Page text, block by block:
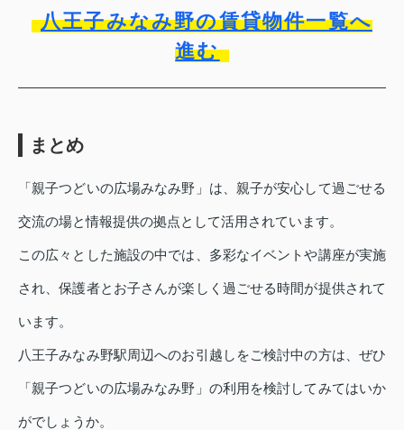
八王子みなみ野の賃貸物件一覧へ
進む
まとめ
「親子つどいの広場みなみ野」は、親子が安心して過ごせる
交流の場と情報提供の拠点として活用されています。
この広々とした施設の中では、多彩なイベントや講座が実施
され、保護者とお子さんが楽しく過ごせる時間が提供されて
います。
八王子みなみ野駅周辺へのお引越しをご検討中の方は、ぜひ
「親子つどいの広場みなみ野」の利用を検討してみてはいか
がでしょうか。